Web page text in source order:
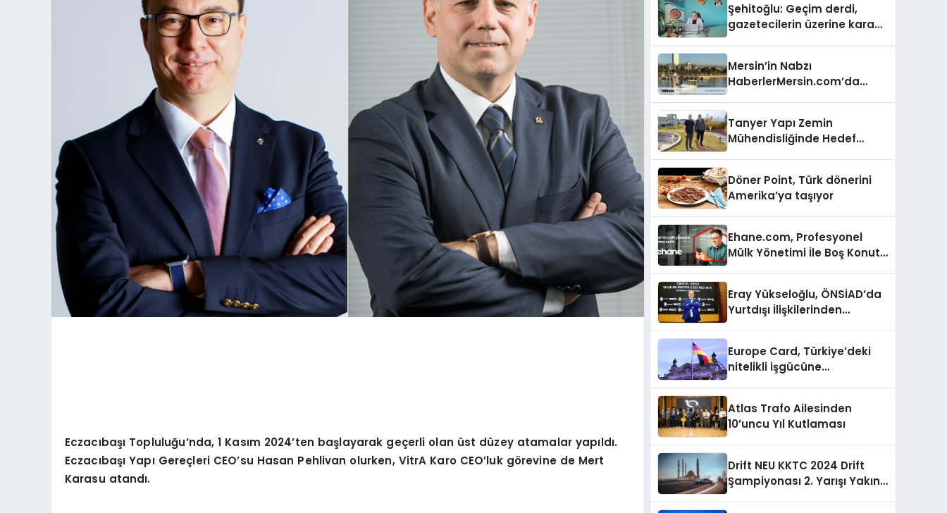
Eczacıbaşı Topluluğu’nda, 1 Kasım 2024’ten başlayarak geçerli olan üst düzey atamalar yapıldı.
Eczacıbaşı Yapı Gereçleri CEO’su Hasan Pehlivan olurken, VitrA Karo CEO’luk görevine de Mert
Karasu atandı.
Şehitoğlu: Geçim derdi,
gazetecilerin üzerine kara
Mersin’in Nabzı
HaberlerMersin.com’da
Tanyer Yapı Zemin
Mühendisliğinde Hedef
Döner Point, Türk dönerini
Amerika’ya taşıyor
Ehane.com, Profesyonel
Mülk Yönetimi İle Boş Konut
Eray Yükseloğlu, ÖNSİAD’da
Yurtdışı İlişkilerinden
Europe Card, Türkiye’deki
nitelikli işgücüne
Atlas Trafo Ailesinden
10’uncu Yıl Kutlaması
Drift NEU KKTC 2024 Drift
Şampiyonası 2. Yarışı Yakın